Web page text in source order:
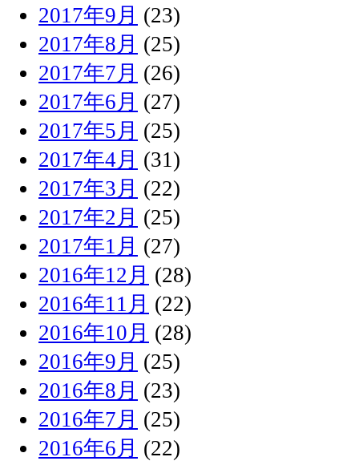
2017年9月 (23)
2017年8月 (25)
2017年7月 (26)
2017年6月 (27)
2017年5月 (25)
2017年4月 (31)
2017年3月 (22)
2017年2月 (25)
2017年1月 (27)
2016年12月 (28)
2016年11月 (22)
2016年10月 (28)
2016年9月 (25)
2016年8月 (23)
2016年7月 (25)
2016年6月 (22)